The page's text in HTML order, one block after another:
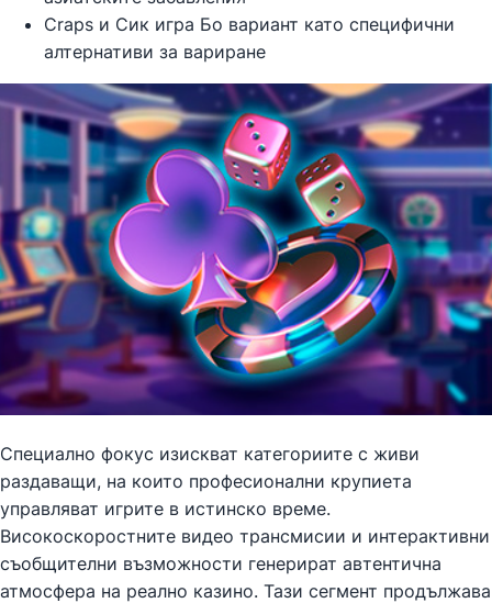
Craps и Сик игра Бо вариант като специфични
алтернативи за вариране
Специално фокус изискват категориите с живи
раздаващи, на които професионални крупиета
управляват игрите в истинско време.
Високоскоростните видео трансмисии и интерактивни
съобщителни възможности генерират автентична
атмосфера на реално казино. Тази сегмент продължава